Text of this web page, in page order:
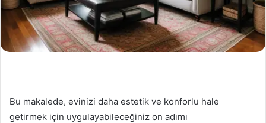
Bu makalede, evinizi daha estetik ve konforlu hale
getirmek için uygulayabileceğiniz on adımı